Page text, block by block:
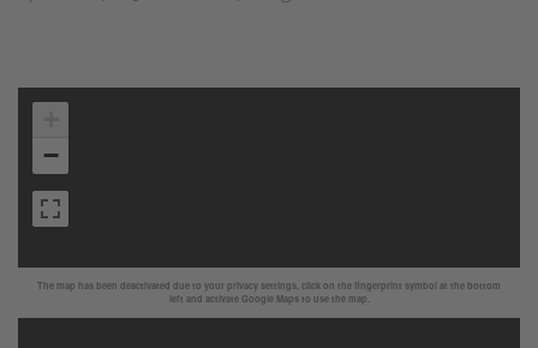
The map has been deactivated due to your privacy settings, click on the fingerprint symbol at the bottom
left and activate Google Maps to use the map.
−